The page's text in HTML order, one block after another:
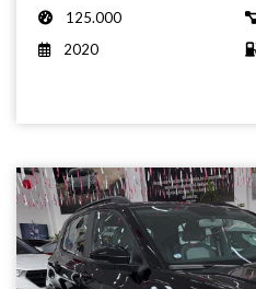
125.000
2020